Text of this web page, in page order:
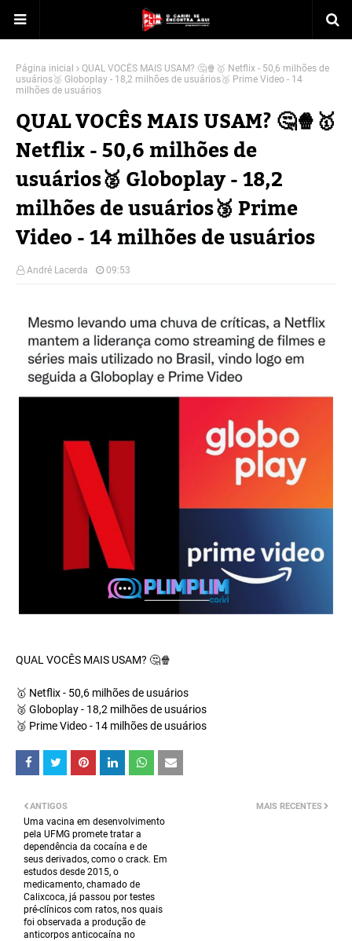
Página inicial
QUAL VOCÊS MAIS USAM? 🤔🍿🥇 Netflix - 50,6 milhões de
usuários🥈 Globoplay - 18,2 milhões de usuários🥉 Prime Video - 14
milhões de usuários
QUAL VOCÊS MAIS USAM? 🤔🍿🥇
Netflix - 50,6 milhões de
usuários🥈 Globoplay - 18,2
milhões de usuários🥉 Prime
Video - 14 milhões de usuários
André Lacerda 09:53
QUAL VOCÊS MAIS USAM? 🤔🍿
🥇 Netflix - 50,6 milhões de usuários
🥈 Globoplay - 18,2 milhões de usuários
🥉 Prime Video - 14 milhões de usuários
MAIS RECENTES
ANTIGOS
Uma vacina em desenvolvimento
pela UFMG promete tratar a
dependência da cocaína e de
seus derivados, como o crack. Em
estudos desde 2015, o
medicamento, chamado de
Calixcoca, já passou por testes
pré-clínicos com ratos, nos quais
foi observada a produção de
anticorpos anticocaína no